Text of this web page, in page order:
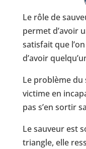
Le rôle de
permet d’avoir
satisfait que
d’avoir
Le problème du
victime en
pas s’en sortir
Le sauveur est
triangle, elle